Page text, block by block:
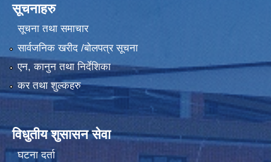
सूचनाहरु
सूचना तथा समाचार
सार्वजनिक खरीद /बोलपत्र सूचना
एन, कानुन तथा निर्देशिका
कर तथा शुल्कहरु
विधुतीय शुसासन सेवा
घटना दर्ता